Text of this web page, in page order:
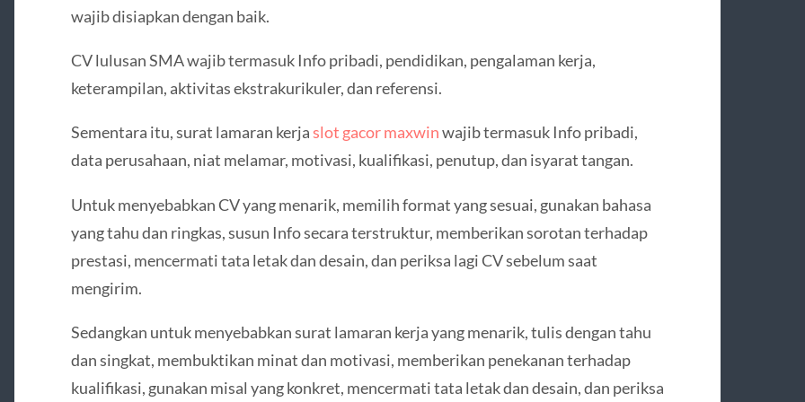
wajib disiapkan dengan baik.
CV lulusan SMA wajib termasuk Info pribadi, pendidikan, pengalaman kerja,
keterampilan, aktivitas ekstrakurikuler, dan referensi.
Sementara itu, surat lamaran kerjaslot gacor maxwinwajib termasuk Info pribadi,
data perusahaan, niat melamar, motivasi, kualifikasi, penutup, dan isyarat tangan.
Untuk menyebabkan CV yang menarik, memilih format yang sesuai, gunakan bahasa
yang tahu dan ringkas, susun Info secara terstruktur, memberikan sorotan terhadap
prestasi, mencermati tata letak dan desain, dan periksa lagi CV sebelum saat
mengirim.
Sedangkan untuk menyebabkan surat lamaran kerja yang menarik, tulis dengan tahu
dan singkat, membuktikan minat dan motivasi, memberikan penekanan terhadap
kualifikasi, gunakan misal yang konkret, mencermati tata letak dan desain, dan periksa